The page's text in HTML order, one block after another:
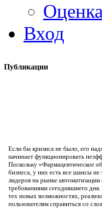
Вход
Публикации
Если бы кризиса не было, его
начинает функционировать
Поскольку «Фармацевтическое
бизнеса, у них есть все шансы
лидеров на рынке автоматизации
требованиями сегодняшнего
тех новых возможностях,
пользователям справиться со